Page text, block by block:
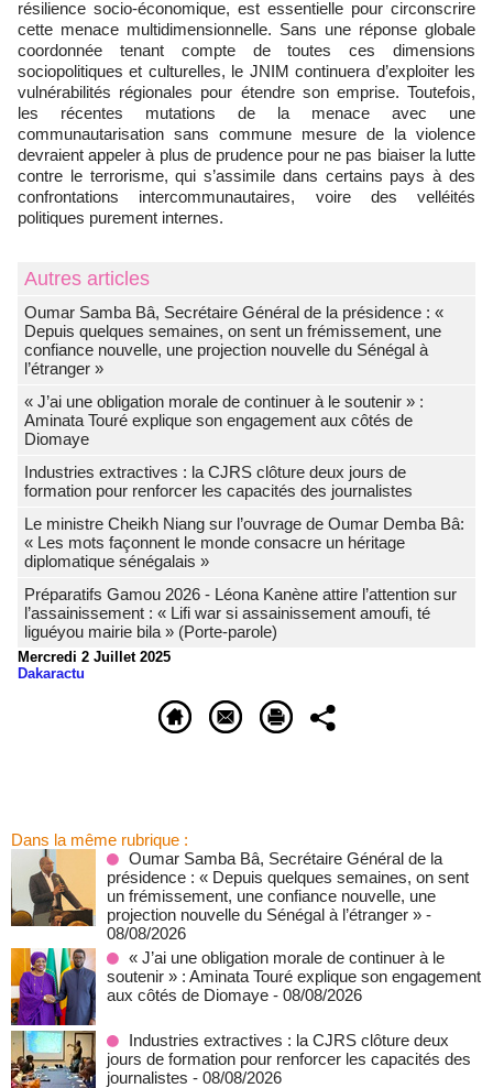
résilience socio-économique, est essentielle pour circonscrire
cette menace multidimensionnelle. Sans une réponse globale
coordonnée tenant compte de toutes ces dimensions
sociopolitiques et culturelles, le JNIM continuera d’exploiter les
vulnérabilités régionales pour étendre son emprise. Toutefois,
les récentes mutations de la menace avec une
communautarisation sans commune mesure de la violence
devraient appeler à plus de prudence pour ne pas biaiser la lutte
contre le terrorisme, qui s’assimile dans certains pays à des
confrontations intercommunautaires, voire des velléités
politiques purement internes.
Autres articles
Oumar Samba Bâ, Secrétaire Général de la présidence : «
Depuis quelques semaines, on sent un frémissement, une
confiance nouvelle, une projection nouvelle du Sénégal à
l’étranger »
« J’ai une obligation morale de continuer à le soutenir » :
Aminata Touré explique son engagement aux côtés de
Diomaye
Industries extractives : la CJRS clôture deux jours de
formation pour renforcer les capacités des journalistes
Le ministre Cheikh Niang sur l’ouvrage de Oumar Demba Bâ:
« Les mots façonnent le monde consacre un héritage
diplomatique sénégalais »
Préparatifs Gamou 2026 - Léona Kanène attire l’attention sur
l’assainissement : « Lifi war si assainissement amoufi, té
liguéyou mairie bila » (Porte-parole)
Mercredi 2 Juillet 2025
Dakaractu
Dans la même rubrique :
Oumar Samba Bâ, Secrétaire Général de la
présidence : « Depuis quelques semaines, on sent
un frémissement, une confiance nouvelle, une
projection nouvelle du Sénégal à l’étranger » -
08/08/2026
« J’ai une obligation morale de continuer à le
soutenir » : Aminata Touré explique son engagement
aux côtés de Diomaye - 08/08/2026
Industries extractives : la CJRS clôture deux
jours de formation pour renforcer les capacités des
journalistes - 08/08/2026